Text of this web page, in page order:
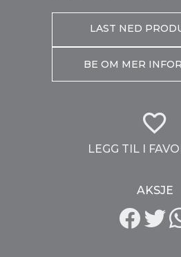
LAST NED
BE OM MER
LEGG TIL I
AKSJE